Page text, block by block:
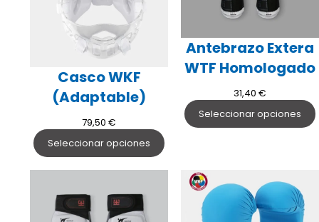
Casco WKF
(Adaptable)
79,50€
Seleccionar opciones
Antebrazo Extera
WTF Homologado
31,40 €
Seleccionar opciones